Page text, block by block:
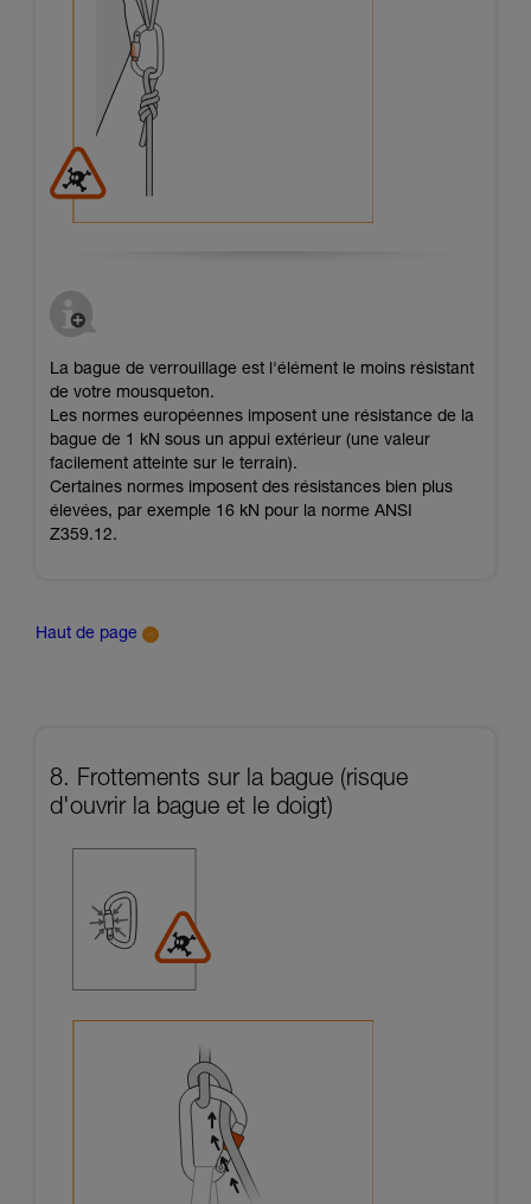
La bague de verrouillage est l'élément le moins résistant
de votre mousqueton.
Les normes européennes imposent une résistance de la
bague de 1 kN sous un appui extérieur (une valeur
facilement atteinte sur le terrain).
Certaines normes imposent des résistances bien plus
élevées, par exemple 16 kN pour la norme ANSI
Z359.12.
Haut de page
8. Frottements sur la bague (risque
d'ouvrir la bague et le doigt)